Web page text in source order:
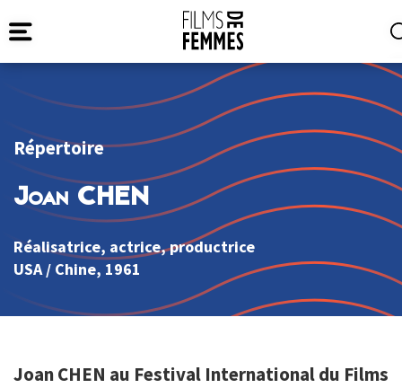
Répertoire
Joan CHEN
Réalisatrice, actrice, productrice
USA/ Chine, 1961
Joan CHEN au Festival International du Films